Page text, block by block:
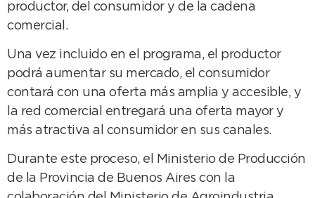
productor, del consumidor y de la cadena
comercial.
Una vez incluido en el programa, el productor
podrá aumentar su mercado, el consumidor
contará con una oferta más amplia y accesible, y
la red comercial entregará una oferta mayor y
más atractiva al consumidor en sus canales.
Durante este proceso, el Ministerio de Producción
de la Provincia de Buenos Aires con la